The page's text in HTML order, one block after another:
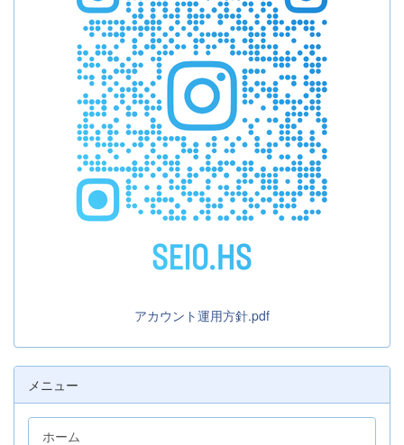
アカウント運用方針.pdf
メニュー
ホーム